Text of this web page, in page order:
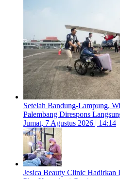
Setelah Bandung-Lampung,
Palembang Direspons
Jumat, 7 Agustus 2026 | 14:14
Jesica Beauty Clinic Hadirkan